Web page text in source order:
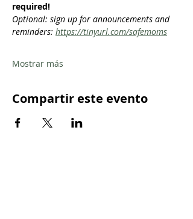
required!
Optional: sign up for announcements and
reminders: https://tinyurl.com/safemoms
Mostrar más
Compartir este evento